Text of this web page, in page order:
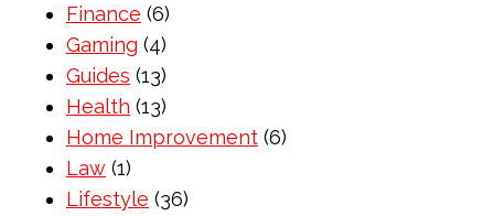
Finance (6)
Gaming (4)
Guides (13)
Health (13)
Home Improvement (6)
Law (1)
Lifestyle (36)